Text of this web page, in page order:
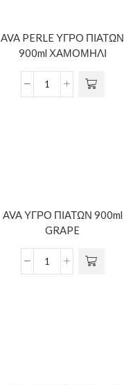
AVA PERLE ΥΓΡΟ ΠΙΑΤΩΝ
900ml ΧΑΜΟΜΗΛΙ
AVA ΥΓΡΟ ΠΙΑΤΩΝ 900ml
GRAPE